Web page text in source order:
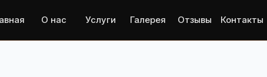
О нас Услуги Галерея Отзывы Контакты